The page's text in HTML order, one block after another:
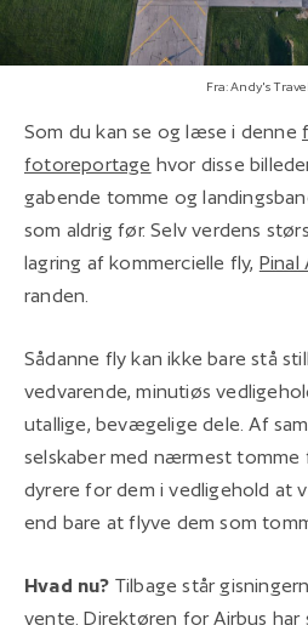
Fra: Andy's
Som du kan se og læse i denne
fotoreportage hvor disse
gabende tomme og
som aldrig før. Selv verdens
lagring af kommercielle fly, Pinal
randen.
Sådanne fly kan ikke bare stå
vedvarende, minutiøs
utallige, bevægelige dele. Af
selskaber med nærmest
dyrere for dem i vedligehold at
end bare at flyve dem som
Hvad nu? Tilbage står
vente. Direktøren for Airbus har